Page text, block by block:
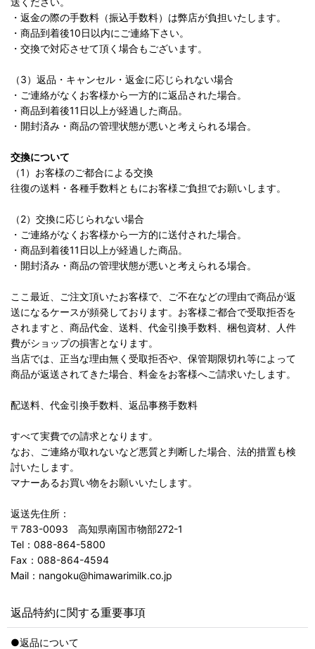
・返金の際の手数料（振込手数料）は弊店が負担いたします。
・商品到着後10日以内にご連絡下さい。
・交換で対応させて頂く場合もございます。
（3）返品・キャンセル・返金に応じられない場合
・ご連絡がなくお客様から一方的に返品された場合。
・商品到着後11日以上が経過した商品。
・開封済み・商品の管理状態が悪いと考えられる場合。
交換について
（1）お客様のご都合による交換
往復の送料・各種手数料ともにお客様ご負担でお願いします。
（2）交換に応じられない場合
・ご連絡がなくお客様から一方的に送付された場合。
・商品到着後11日以上が経過した商品。
・開封済み・商品の管理状態が悪いと考えられる場合。
ここ最近、ご注文頂いたお客様で、ご不在などの理由で商品が返
送になるケースが頻発しております。お客様ご都合で受取拒否を
されますと、商品代金、送料、代金引換手数料、梱包資材、人件
費がショップの損害となります。
当店では、正当な理由無く受取拒否や、保管期限切れ等によって
商品が返送されてきた場合、料金をお客様へご請求いたします。
配送料、代金引換手数料、返品事務手数料
すべて実費での請求となります。
なお、ご連絡が取れないなど悪質と判断した場合、法的措置も検
討いたします。
マナーあるお買い物をお願いいたします。
返送先住所：
〒783-0093 高知県南国市物部272-1
Tel：088-864-5800
Fax：088-864-4594
Mail：nangoku@himawarimilk.co.jp
返品特約に関する重要事項
●返品について